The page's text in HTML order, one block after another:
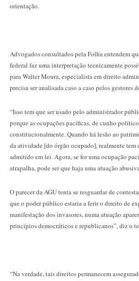
orientação.
Advogados consultados pela Folha entendem
federal faz uma interpretação tecnicamente
para Walter Moura, especialista em direito
precisa ser analisada caso a caso pelos gestores
“Isso tem que ser usado pelo administrador
porque as ocupações pacíficas, de cunho
constitucionalmente. Quando há lesão ao
da atividade [do órgão ocupado], realmente tem
admitido em lei. Agora, se for uma ocupação
atrapalha, pode ser que haja uma atuação
O parecer da AGU tenta se resguardar de
que o poder público estaria a ferir o direito de
manifestação dos invasores, numa atuação
princípios democráticos e republicanos”, diz o
“Na verdade, tais direitos permanecem